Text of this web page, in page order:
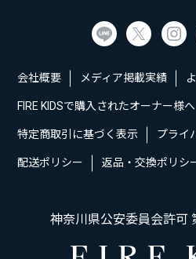
会社概要 メディア掲載実績
FIRE KIDSで購入されたオーナー様へ
特定商取引に基づく表示 プライ
配送ポリシー 返品・交換ポリシ
神奈川県公安委員会許可